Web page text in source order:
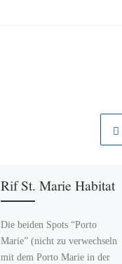
Rif St. Marie Habitat
Die beiden Spots “Porto
Marie” (nicht zu verwechseln
mit dem Porto Marie in der